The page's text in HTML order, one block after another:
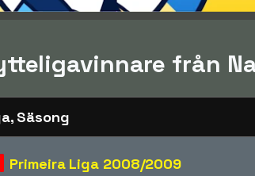
från
Säsong
Primeira Liga 2008/2009